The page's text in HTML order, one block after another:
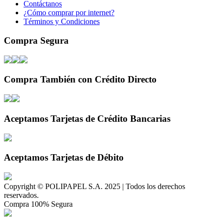
Contáctanos
¿Cómo comprar por internet?
Términos y Condiciones
Compra Segura
Compra También con Crédito Directo
Aceptamos Tarjetas de Crédito Bancarias
Aceptamos Tarjetas de Débito
Copyright © POLIPAPEL S.A. 2025 | Todos los derechos
reservados.
Compra 100% Segura